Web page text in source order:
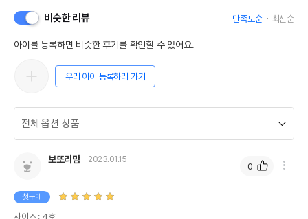
비슷한 리뷰 만족도순 최신순
아이를 등록하면 비슷한 후기를 확인할 수 있어요.
우리 아이 등록하러 가기
보또리맘 2023.01.15
첫구매
사이즈 : 4호
0